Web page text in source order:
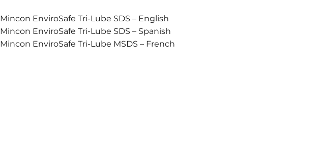
Mincon EnviroSafe Tri-Lube SDS – English
Mincon EnviroSafe Tri-Lube SDS – Spanish
Mincon EnviroSafe Tri-Lube MSDS – French